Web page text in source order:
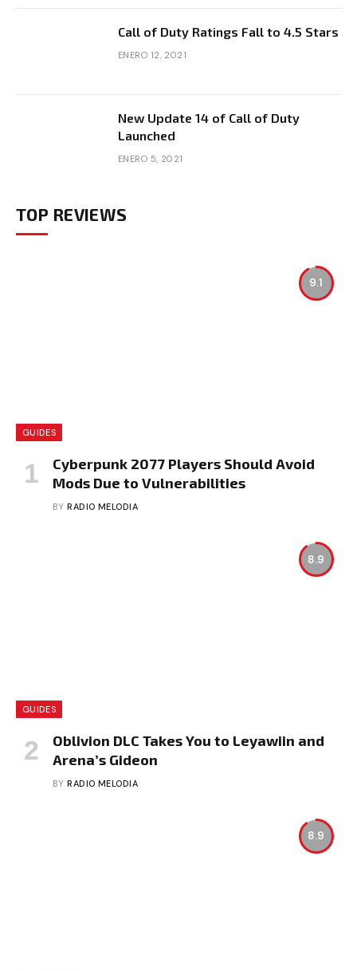
Call of Duty Ratings Fall to 4.5 Stars
ENERO 12, 2021
New Update 14 of Call of Duty
Launched
ENERO 5, 2021
TOP REVIEWS
9.1
GUIDES
Cyberpunk 2077 Players Should Avoid
Mods Due to Vulnerabilities
BY RADIO MELODIA
8.9
GUIDES
Oblivion DLC Takes You to Leyawiin and
Arena’s Gideon
BY RADIO MELODIA
8.9